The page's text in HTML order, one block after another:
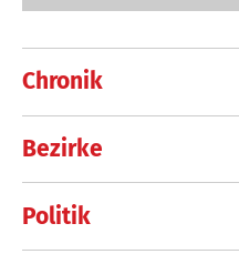
Chronik
Bezirke
Politik